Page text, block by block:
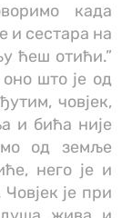
када
и сестара на
ћеш отићи.”
што је од
човјек,
и бића није
од земље
него је и
је при